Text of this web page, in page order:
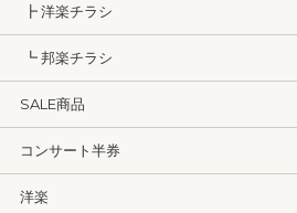
┣ 洋楽チラシ
┗ 邦楽チラシ
SALE商品
コンサート半券
洋楽